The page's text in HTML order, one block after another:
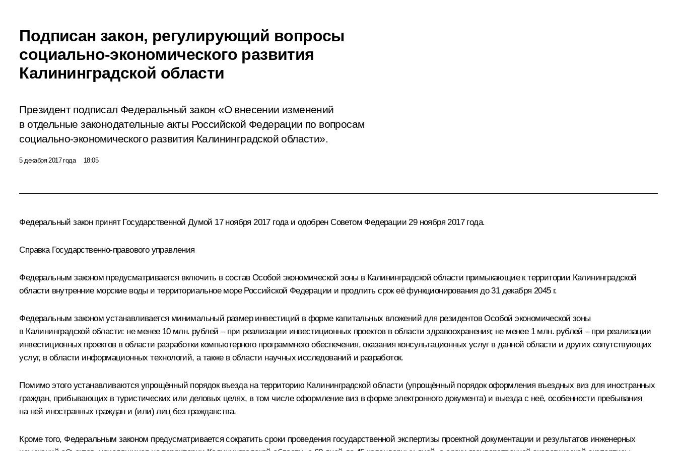
Подписан закон, регулирующий вопросы
социально-экономического развития
Калининградской области
Президент подписал Федеральный закон «О внесении изменений
в отдельные законодательные акты Российской Федерации по вопросам
социально-экономического развития Калининградской области».
5 декабря 2017 года 18:05
Федеральный закон принят Государственной Думой 17 ноября 2017 года и одобрен Советом Федерации 29 ноября 2017 года.
Справка Государственно-правового управления
Федеральным законом предусматривается включить в состав Особой экономической зоны в Калининградской области примыкающие к территории Калининградской
области внутренние морские воды и территориальное море Российской Федерации и продлить срок её функционирования до 31 декабря 2045 г.
Федеральным законом устанавливается минимальный размер инвестиций в форме капитальных вложений для резидентов Особой экономической зоны
в Калининградской области: не менее 10 млн. рублей – при реализации инвестиционных проектов в области здравоохранения; не менее 1 млн. рублей – при реализации
инвестиционных проектов в области разработки компьютерного программного обеспечения, оказания консультационных услуг в данной области и других сопутствующих
услуг, в области информационных технологий, а также в области научных исследований и разработок.
Помимо этого устанавливаются упрощённый порядок въезда на территорию Калининградской области (упрощённый порядок оформления въездных виз для иностранных
граждан, прибывающих в туристических или деловых целях, в том числе оформление виз в форме электронного документа) и выезда с неё, особенности пребывания
на ней иностранных граждан и (или) лиц без гражданства.
Кроме того, Федеральным законом предусматривается сократить сроки проведения государственной экспертизы проектной документации и результатов инженерных